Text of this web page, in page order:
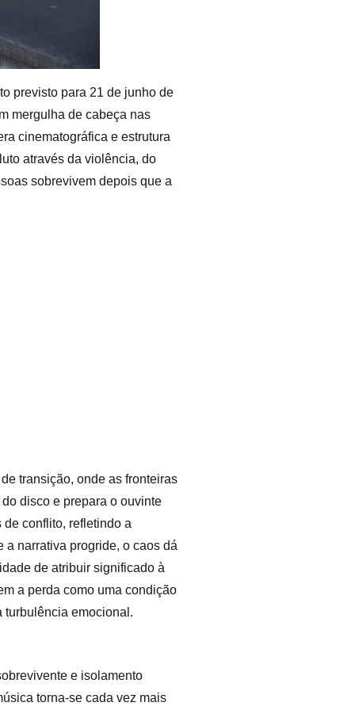
previsto para 21 de junho de
mergulha de cabeça nas
cinematográfica e estrutura
através da violência, do
sobrevivem depois que a
transição, onde as fronteiras
disco e prepara o ouvinte
de conflito, refletindo a
a narrativa progride, o caos dá
de atribuir significado à
a perda como uma condição
turbulência emocional.
e isolamento
torna-se cada vez mais